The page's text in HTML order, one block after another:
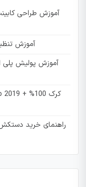
آموزش
آموزش پولیش
راهنمای خرید دستکش